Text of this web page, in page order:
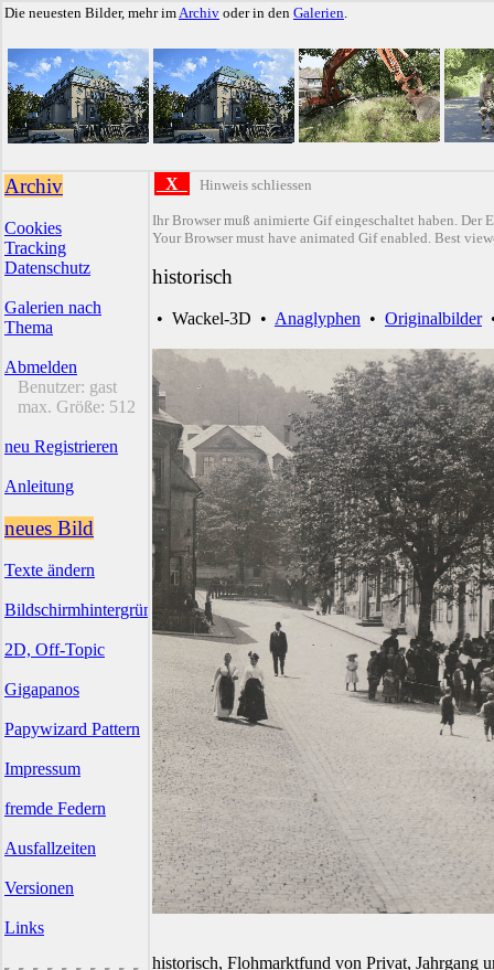
Die neuesten Bilder, mehr imArchiv oder in den Galerien.
Archiv
Cookies
Tracking
Datenschutz
Galerien nach
Thema
Abmelden
Benutzer: gast
max. Größe: 512
neu Registrieren
Anleitung
neues Bild
Texte ändern
Bildschirmhintergründe
2D, Off-Topic
Gigapanos
Papywizard Pattern
Impressum
fremde Federn
Ausfallzeiten
Versionen
Links
X Hinweis schliessen
Ihr Browser muß animierte Gif eingeschaltet haben. Der
Your Browser must have animated Gif enabled. Best
historisch
• Wackel-3D • Anaglyphen • Originalbilder
historisch, Flohmarktfund von Privat, Jahrgang